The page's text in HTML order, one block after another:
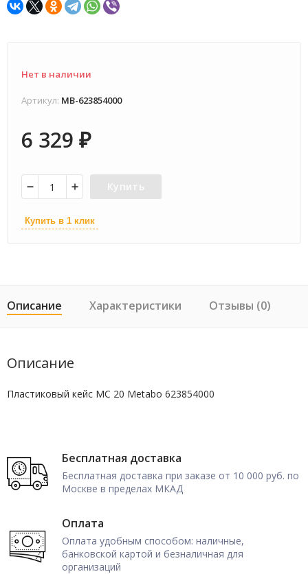
Нет в наличии
Артикул: MB-623854000
6 329 ₽
Купить
Купить в 1 клик
Описание Характеристики Отзывы (0)
Описание
Пластиковый кейс MC 20 Metabo 623854000
Бесплатная доставка
Бесплатная доставка при заказе от 10 000 руб. по
Москве в пределах МКАД
Оплата
Оплата удобным способом: наличные,
банковской картой и безналичная для
организаций